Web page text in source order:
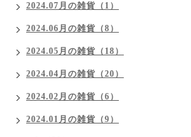
2024.07月の雑貨（1）
2024.06月の雑貨（8）
2024.05月の雑貨（18）
2024.04月の雑貨（20）
2024.02月の雑貨（6）
2024.01月の雑貨（9）